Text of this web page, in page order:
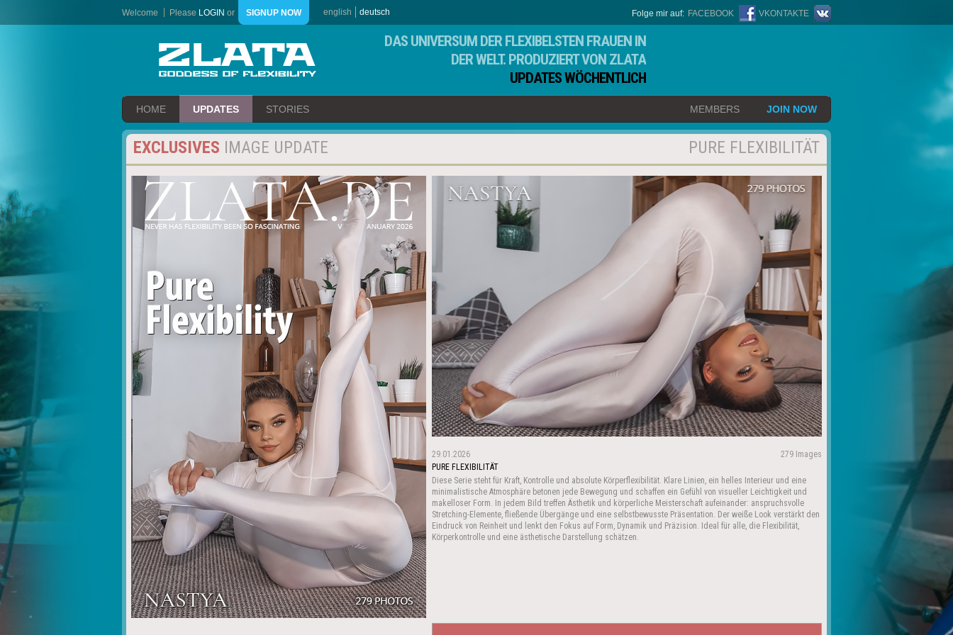
Welcome Please LOGIN or SIGNUP NOW english deutsch Folge mir auf: FACEBOOK VKONTAKTE
DAS UNIVERSUM DER FLEXIBELSTEN FRAUEN IN
DER WELT. PRODUZIERT VON ZLATA
UPDATES WÖCHENTLICH
HOME UPDATES STORIES MEMBERS JOIN NOW
PURE FLEXIBILITÄT
EXCLUSIVES IMAGE UPDATE
29.01.2026
279 Images
PURE FLEXIBILITÄT
Diese Serie steht für Kraft, Kontrolle und absolute Körperflexibilität. Klare Linien, ein helles Interieur und eine
minimalistische Atmosphäre betonen jede Bewegung und schaffen ein Gefühl von visueller Leichtigkeit und
makelloser Form. In jedem Bild treffen Ästhetik und körperliche Meisterschaft aufeinander: anspruchsvolle
Stretching-Elemente, fließende Übergänge und eine selbstbewusste Präsentation. Der weiße Look verstärkt den
Eindruck von Reinheit und lenkt den Fokus auf Form, Dynamik und Präzision. Ideal für alle, die Flexibilität,
Körperkontrolle und eine ästhetische Darstellung schätzen.